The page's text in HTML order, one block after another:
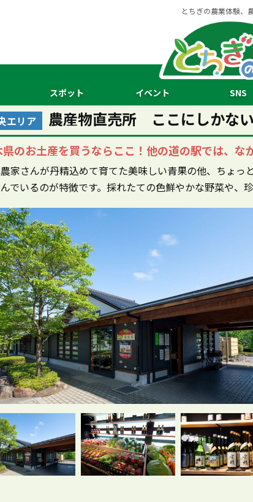
とちぎの農業体験、
スポット イベント SNS
エリア 農産物直売所 ここにしかな
のお土産を買うならここ！他の道の駅では、
家さんが丹精込めて育てた美味しい青果の他、ちょ
でいるのが特徴です。採れたての色鮮やかな野菜や